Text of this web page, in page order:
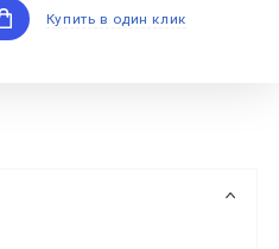
Купить в один клик